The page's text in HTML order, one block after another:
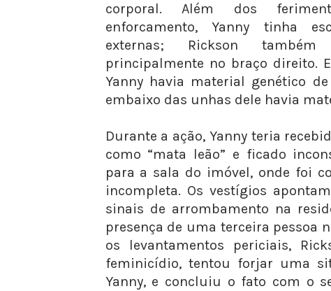
corporal. Além dos
enforcamento, Yanny tinha
externas; Rickson também
principalmente no braço direito.
Yanny havia material genético
embaixo das unhas dele havia
Durante a ação, Yanny teria
como “mata leão” e ficado
para a sala do imóvel, onde foi
incompleta. Os vestígios
sinais de arrombamento na
presença de uma terceira pessoa
os levantamentos periciais,
feminicídio, tentou forjar uma
Yanny, e concluiu o fato com o